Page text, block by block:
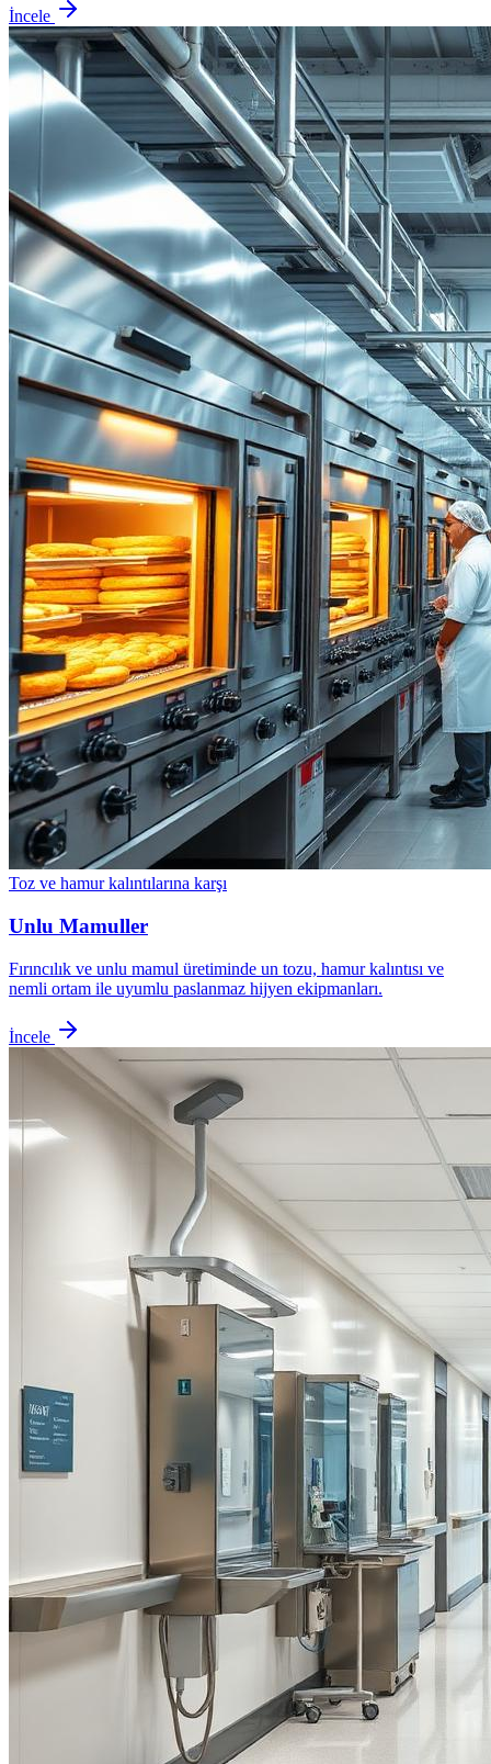
İncele
Toz ve hamur kalıntılarına karşı
Unlu Mamuller
Fırıncılık ve unlu mamul üretiminde un tozu, hamur kalıntısı ve
nemli ortam ile uyumlu paslanmaz hijyen ekipmanları.
İncele